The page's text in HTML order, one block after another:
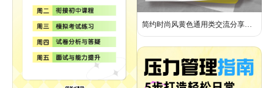
简约时尚风黄色通用类交流分享如何制定学习计划小红书内页